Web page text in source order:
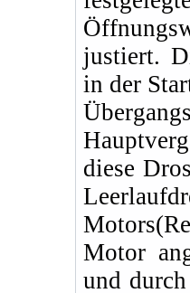
justiert.
in der
diese
Motor
und